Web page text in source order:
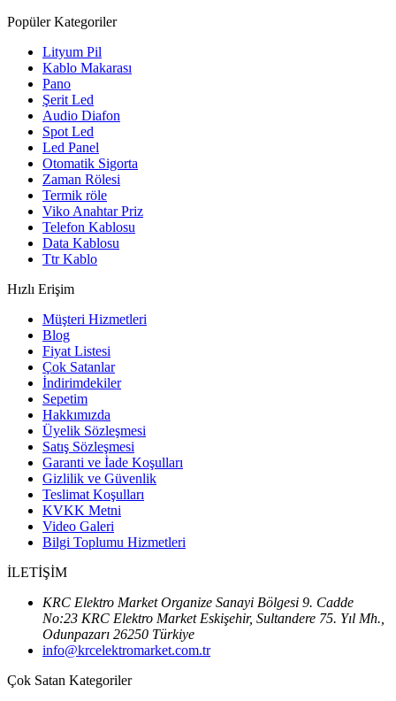
Popüler Kategoriler
Lityum Pil
Kablo Makarası
Pano
Şerit Led
Audio Diafon
Spot Led
Led Panel
Otomatik Sigorta
Zaman Rölesi
Termik röle
Viko Anahtar Priz
Telefon Kablosu
Data Kablosu
Ttr Kablo
Hızlı Erişim
Müşteri Hizmetleri
Blog
Fiyat Listesi
Çok Satanlar
İndirimdekiler
Sepetim
Hakkımızda
Üyelik Sözleşmesi
Satış Sözleşmesi
Garanti ve İade Koşulları
Gizlilik ve Güvenlik
Teslimat Koşulları
KVKK Metni
Video Galeri
Bilgi Toplumu Hizmetleri
İLETİŞİM
KRC Elektro Market Organize Sanayi Bölgesi 9. Cadde
No:23 KRC Elektro Market Eskişehir, Sultandere 75. Yıl Mh.,
Odunpazarı 26250 Türkiye
info@krcelektromarket.com.tr
Çok Satan Kategoriler